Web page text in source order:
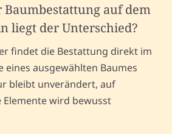
auf dem
liegt der Unterschied?
findet die Bestattung direkt im
eines ausgewählten Baumes
bleibt unverändert, auf
Elemente wird bewusst